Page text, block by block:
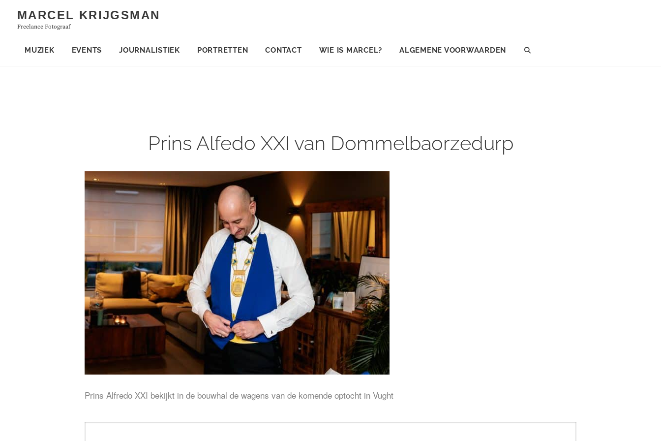
content
MARCEL KRIJGSMAN
Freelance Fotograaf
MUZIEK EVENTS JOURNALISTIEK PORTRETTEN CONTACT WIE IS MARCEL? ALGEMENE VOORWAARDEN
Prins Alfedo XXI van Dommelbaorzedurp
Prins Alfredo XXI bekijkt in de bouwhal de wagens van de komende optocht in Vught